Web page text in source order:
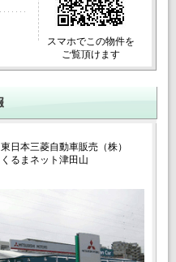
スマホでこの物件を
ご覧頂けます
東日本三菱自動車販売（株）
くるまネット津田山